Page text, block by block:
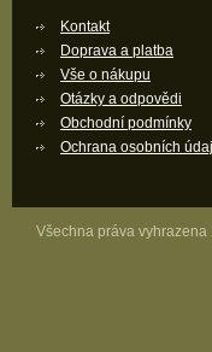
Kontakt
Doprava a platba
Vše o nákupu
Otázky a odpovědi
Obchodní podmínky
Ochrana osobních
Všechna práva vyhrazena